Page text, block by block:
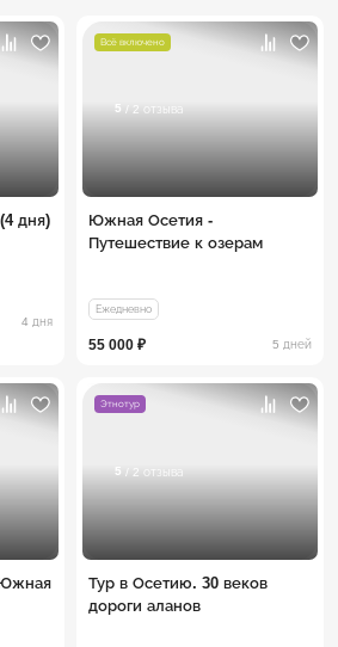
дня)
4 дня
Всё включено
5 / 2 отзыва
Южная Осетия -
Путешествие к озерам
Ежедневно
55 000 ₽ 5 дней
Этнотур
5 / 2 отзыва
Тур в Осетию. 30 веков
дороги аланов